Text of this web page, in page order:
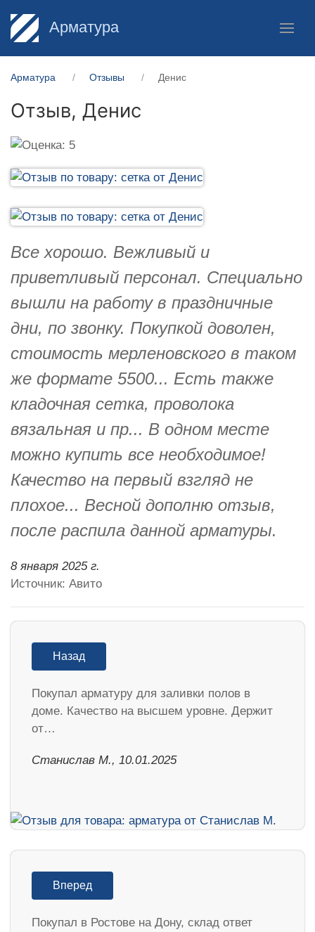
Арматура
Арматура Отзывы Денис
Отзыв, Денис
Все хорошо. Вежливый и
приветливый персонал. Специально
вышли на работу в праздничные
дни, по звонку. Покупкой доволен,
стоимость мерленовского в таком
же формате 5500... Есть также
кладочная сетка, проволока
вязальная и пр... В одном месте
можно купить все необходимое!
Качество на первый взгляд не
плохое... Весной дополню отзыв,
после распила данной арматуры.
8 января 2025 г.
Источник: Авито
Назад
Покупал арматуру для заливки полов в
доме. Качество на высшем уровне. Держит
от…
Станислав М., 10.01.2025
Вперед
Покупал в Ростове на Дону, склад ответ